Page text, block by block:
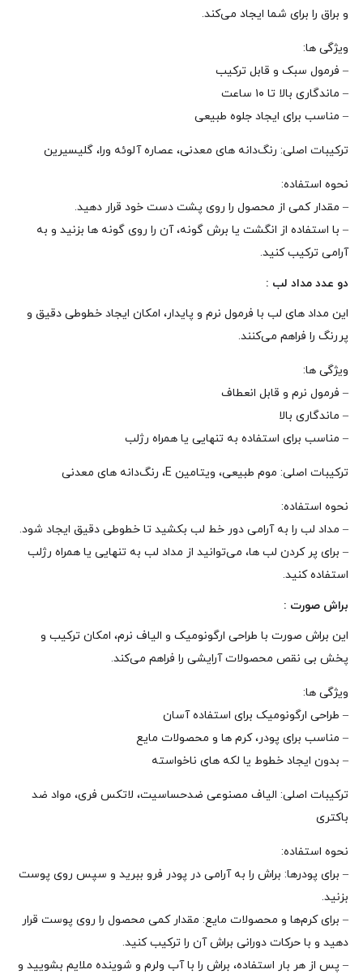
و براق را برای شما ایجاد می‌کند.
ویژگی‌ ها:
– فرمول سبک و قابل ترکیب
– ماندگاری بالا تا ۱۰ ساعت
– مناسب برای ایجاد جلوه‌ طبیعی
ترکیبات اصلی: رنگ‌دانه‌ های معدنی، عصاره آلوئه ورا، گلیسیرین
نحوه‌ استفاده:
– مقدار کمی از محصول را روی پشت دست خود قرار دهید.
– با استفاده از انگشت یا برش گونه، آن را روی گونه‌ ها بزنید و به
آرامی ترکیب کنید.
دو عدد مداد لب :
این مداد های لب با فرمول نرم و پایدار، امکان ایجاد خطوطی دقیق و
پررنگ را فراهم می‌کنند.
ویژگی‌ ها:
– فرمول نرم و قابل انعطاف
– ماندگاری بالا
– مناسب برای استفاده به تنهایی یا همراه رژلب
ترکیبات اصلی: موم طبیعی، ویتامین E، رنگ‌دانه‌ های معدنی
نحوه‌ استفاده:
– مداد لب را به آرامی دور خط لب بکشید تا خطوطی دقیق ایجاد شود.
– برای پر کردن لب‌ ها، می‌توانید از مداد لب به تنهایی یا همراه رژلب
استفاده کنید.
براش صورت :
این براش صورت با طراحی ارگونومیک و الیاف نرم، امکان ترکیب و
پخش بی‌ نقص محصولات آرایشی را فراهم می‌کند.
ویژگی‌ ها:
– طراحی ارگونومیک برای استفاده آسان
– مناسب برای پودر، کرم‌ ها و محصولات مایع
– بدون ایجاد خطوط یا لکه‌ های ناخواسته
ترکیبات اصلی: الیاف مصنوعی ضدحساسیت، لاتکس‌ فری، مواد ضد
باکتری
نحوه‌ استفاده:
– برای پودرها: براش را به آرامی در پودر فرو ببرید و سپس روی پوست
بزنید.
– برای کرم‌ها و محصولات مایع: مقدار کمی محصول را روی پوست قرار
دهید و با حرکات دورانی براش آن را ترکیب کنید.
– پس از هر بار استفاده، براش را با آب ولرم و شوینده ملایم بشویید و